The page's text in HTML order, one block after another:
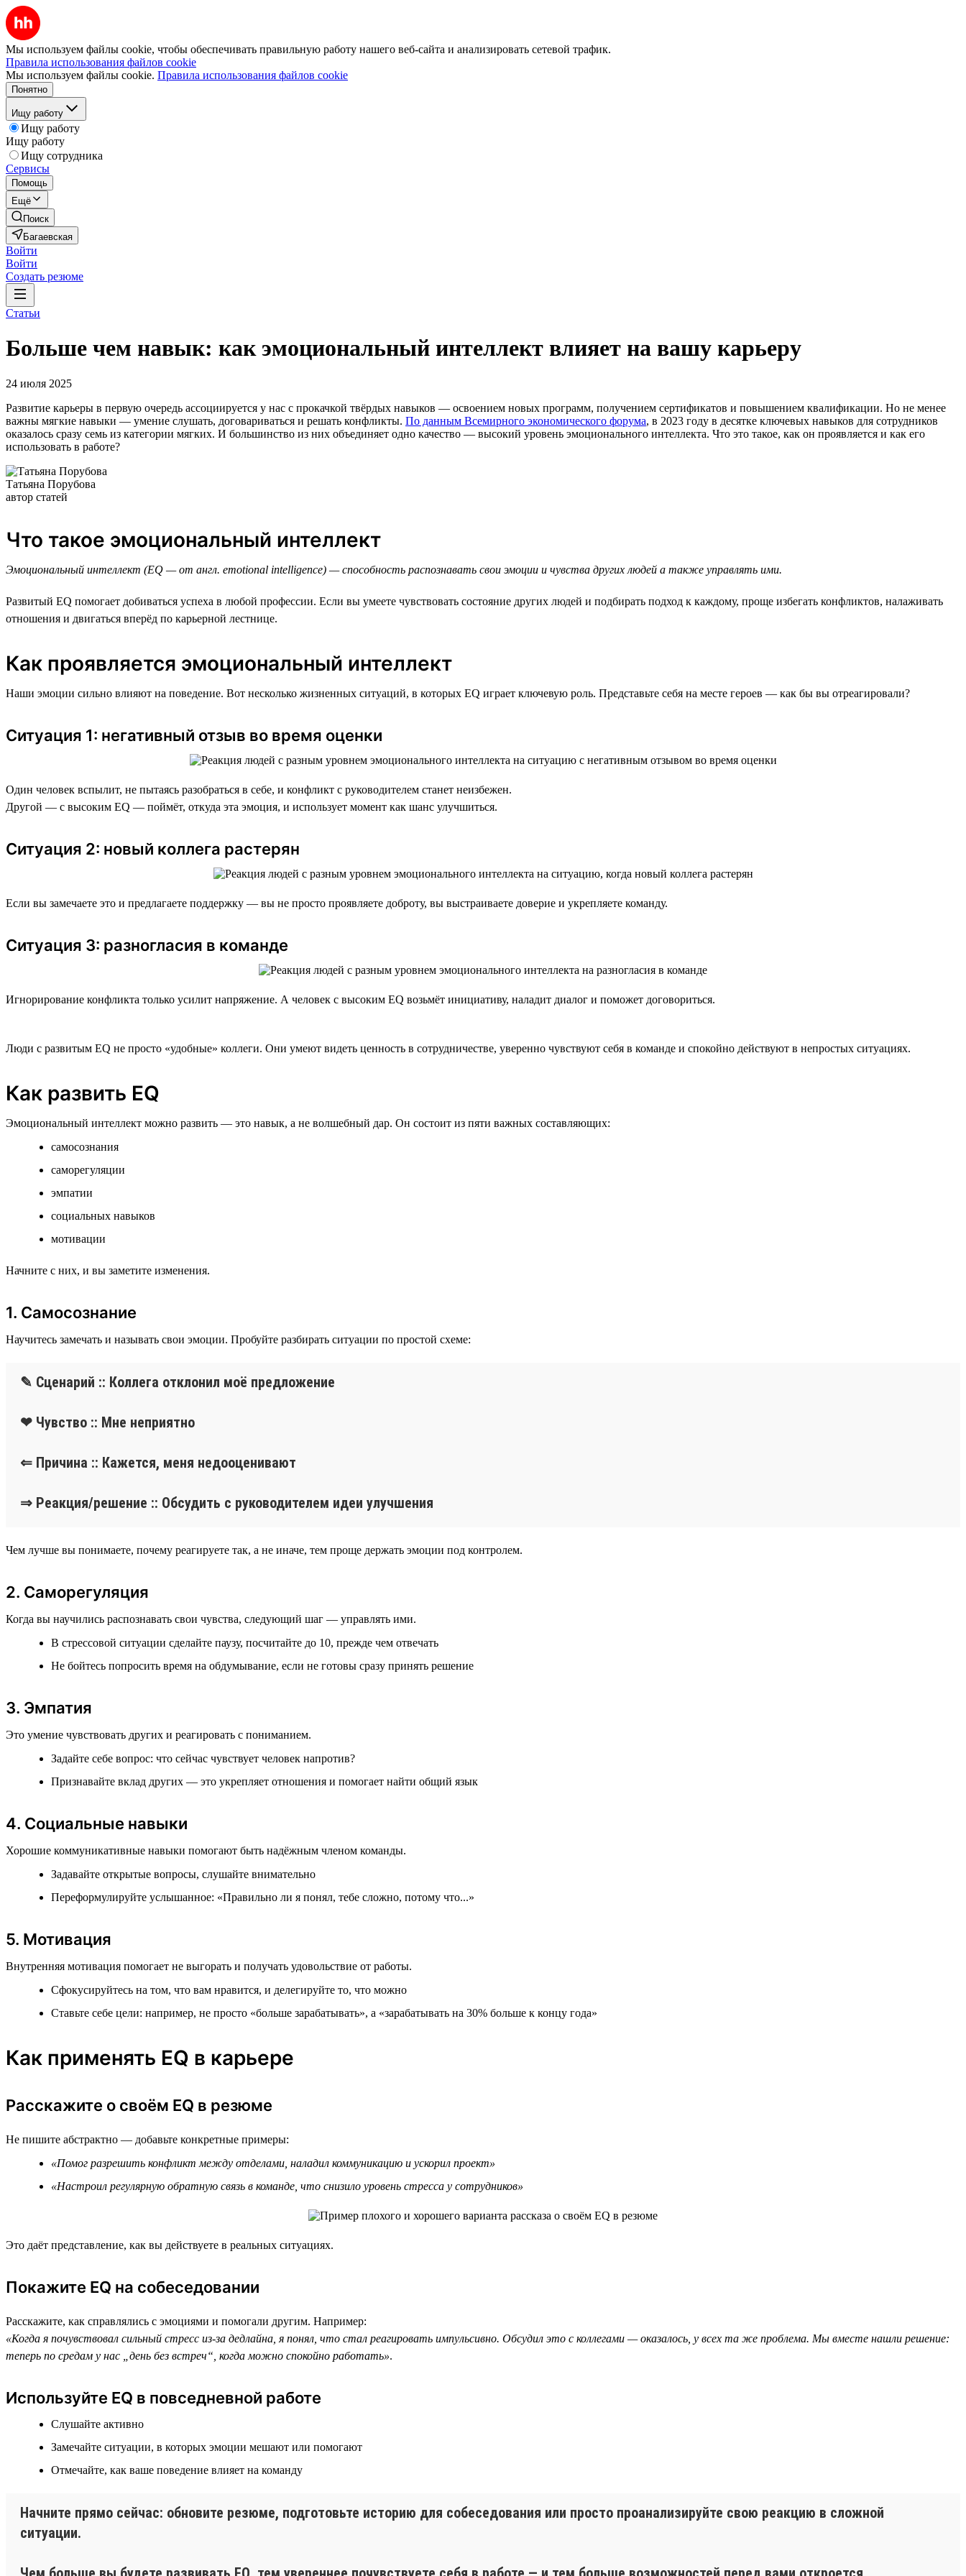
Мы используем файлы cookie, чтобы обеспечивать правильную работу нашего веб-сайта и анализировать сетевой трафик.
Правила использования файлов cookie
Мы используем файлы cookie. Правила использования файлов cookie
Понятно
Ищу работу
Ищу работу
Ищу работу
Ищу сотрудника
Сервисы
Помощь
Ещё
Поиск
Багаевская
Войти
Войти
Создать резюме
Статьи
Больше чем навык: как эмоциональный интеллект влияет на вашу карьеру
24 июля 2025
Развитие карьеры в первую очередь ассоциируется у нас с прокачкой твёрдых навыков — освоением новых программ, получением сертификатов и повышением квалификации. Но не менее
важны мягкие навыки — умение слушать, договариваться и решать конфликты. По данным Всемирного экономического форума, в 2023 году в десятке ключевых навыков для сотрудников
оказалось сразу семь из категории мягких. И большинство из них объединяет одно качество — высокий уровень эмоционального интеллекта. Что это такое, как он проявляется и как его
использовать в работе?
Татьяна Порубова
автор статей
Что такое эмоциональный интеллект
Эмоциональный интеллект (EQ — от англ. emotional intelligence) — способность распознавать свои эмоции и чувства других людей а также управлять ими.
Развитый EQ помогает добиваться успеха в любой профессии. Если вы умеете чувствовать состояние других людей и подбирать подход к каждому, проще избегать конфликтов, налаживать
отношения и двигаться вперёд по карьерной лестнице.
Как проявляется эмоциональный интеллект
Наши эмоции сильно влияют на поведение. Вот несколько жизненных ситуаций, в которых EQ играет ключевую роль. Представьте себя на месте героев — как бы вы отреагировали?
Ситуация 1: негативный отзыв во время оценки
Один человек вспылит, не пытаясь разобраться в себе, и конфликт с руководителем станет неизбежен.
Другой — с высоким EQ — поймёт, откуда эта эмоция, и использует момент как шанс улучшиться.
Ситуация 2: новый коллега растерян
Если вы замечаете это и предлагаете поддержку — вы не просто проявляете доброту, вы выстраиваете доверие и укрепляете команду.
Ситуация 3: разногласия в команде
Игнорирование конфликта только усилит напряжение. А человек с высоким EQ возьмёт инициативу, наладит диалог и поможет договориться.
Люди с развитым EQ не просто «удобные» коллеги. Они умеют видеть ценность в сотрудничестве, уверенно чувствуют себя в команде и спокойно действуют в непростых ситуациях.
Как развить EQ
Эмоциональный интеллект можно развить — это навык, а не волшебный дар. Он состоит из пяти важных составляющих:
самосознания
саморегуляции
эмпатии
социальных навыков
мотивации
Начните с них, и вы заметите изменения.
1. Самосознание
Научитесь замечать и называть свои эмоции. Пробуйте разбирать ситуации по простой схеме:
✎ Сценарий :: Коллега отклонил моё предложение
❤ Чувство :: Мне неприятно
⇐ Причина :: Кажется, меня недооценивают
⇒ Реакция/решение :: Обсудить с руководителем идеи улучшения
Чем лучше вы понимаете, почему реагируете так, а не иначе, тем проще держать эмоции под контролем.
2. Саморегуляция
Когда вы научились распознавать свои чувства, следующий шаг — управлять ими.
В стрессовой ситуации сделайте паузу, посчитайте до 10, прежде чем отвечать
Не бойтесь попросить время на обдумывание, если не готовы сразу принять решение
3. Эмпатия
Это умение чувствовать других и реагировать с пониманием.
Задайте себе вопрос: что сейчас чувствует человек напротив?
Признавайте вклад других — это укрепляет отношения и помогает найти общий язык
4. Социальные навыки
Хорошие коммуникативные навыки помогают быть надёжным членом команды.
Задавайте открытые вопросы, слушайте внимательно
Переформулируйте услышанное: «Правильно ли я понял, тебе сложно, потому что...»
5. Мотивация
Внутренняя мотивация помогает не выгорать и получать удовольствие от работы.
Сфокусируйтесь на том, что вам нравится, и делегируйте то, что можно
Ставьте себе цели: например, не просто «больше зарабатывать», а «зарабатывать на 30% больше к концу года»
Как применять EQ в карьере
Расскажите о своём EQ в резюме
Не пишите абстрактно — добавьте конкретные примеры:
«Помог разрешить конфликт между отделами, наладил коммуникацию и ускорил проект»
«Настроил регулярную обратную связь в команде, что снизило уровень стресса у сотрудников»
Это даёт представление, как вы действуете в реальных ситуациях.
Покажите EQ на собеседовании
Расскажите, как справлялись с эмоциями и помогали другим. Например:
«Когда я почувствовал сильный стресс из-за дедлайна, я понял, что стал реагировать импульсивно. Обсудил это с коллегами — оказалось, у всех та же проблема. Мы вместе нашли решение:
теперь по средам у нас „день без встреч“, когда можно спокойно работать».
Используйте EQ в повседневной работе
Слушайте активно
Замечайте ситуации, в которых эмоции мешают или помогают
Отмечайте, как ваше поведение влияет на команду
Начните прямо сейчас: обновите резюме, подготовьте историю для собеседования или просто проанализируйте свою реакцию в сложной
ситуации.